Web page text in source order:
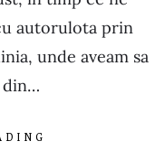
autorulota prin
unde aveam sa
din…